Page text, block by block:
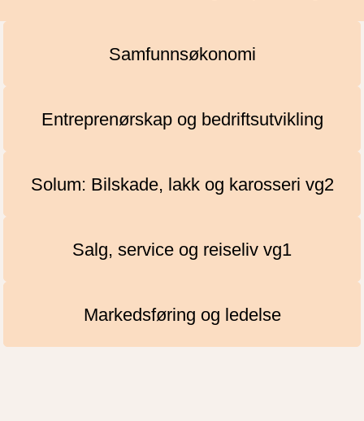
Samfunnsøkonomi
Entreprenørskap og bedriftsutvikling
Solum: Bilskade, lakk og karosseri vg2
Salg, service og reiseliv vg1
Markedsføring og ledelse